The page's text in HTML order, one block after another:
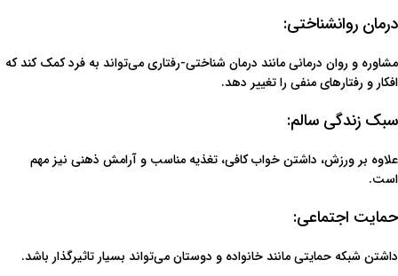
درمان روانشناختی:
مشاوره و روان درمانی مانند درمان شناختی-رفتاری می‌تواند به فرد کمک کند که
افکار و رفتارهای منفی را تغییر دهد.
سبک زندگی سالم:
علاوه بر ورزش، داشتن خواب کافی، تغذیه مناسب و آرامش ذهنی نیز مهم
است.
حمایت اجتماعی:
داشتن شبکه حمایتی مانند خانواده و دوستان می‌تواند بسیار تاثیرگذار باشد.